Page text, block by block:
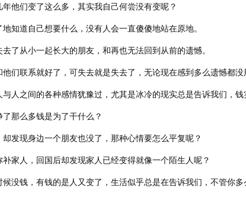
他们变了这么多，其实我自己何尝没有变呢？
知道自己想要什么，没有人会一直傻傻地站在原地。
了从小一起长大的朋友，和再也无法回到从前的遗憾。
们联系就好了，可失去就是失去了，无论现在感到多么遗憾都没
人之间的各种感情犹豫过，尤其是冰冷的现实总是告诉我们，钱
那么多钱是为了干什么？
发现身边一个朋友也没了，那种心情要怎么平复呢？
家人，回国后却发现家人已经变得就像一个陌生人呢？
没钱，有钱的是人又变了，生活似乎总是在告诉我们，不管你